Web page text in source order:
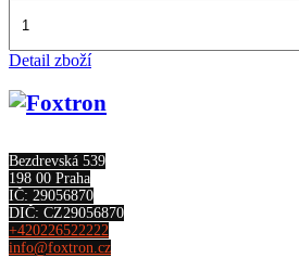
Detail zboží
Bezdrevská 539
198 00 Praha
IČ: 29056870
DIČ: CZ29056870
+420226522222
info@foxtron.cz